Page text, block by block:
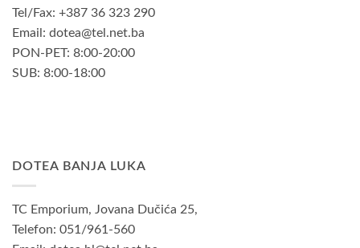
Tel/Fax: +387 36 323 290
Email: dotea@tel.net.ba
PON-PET: 8:00-20:00
SUB: 8:00-18:00
DOTEA BANJA LUKA
TC Emporium, Jovana Dučića 25,
Telefon: 051/961-560